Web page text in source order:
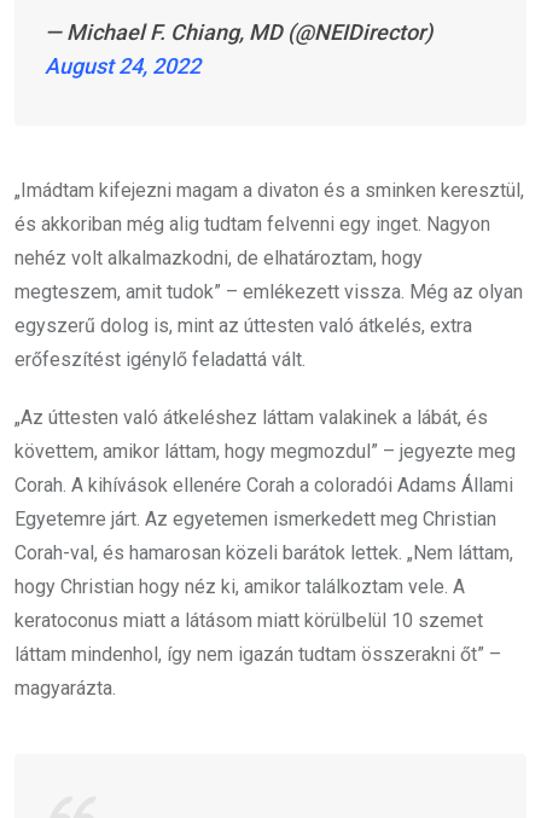
— Michael F. Chiang, MD (@NEIDirector)
August 24, 2022
„Imádtam kifejezni magam a divaton és a sminken keresztül,
és akkoriban még alig tudtam felvenni egy inget. Nagyon
nehéz volt alkalmazkodni, de elhatároztam, hogy
megteszem, amit tudok” – emlékezett vissza. Még az olyan
egyszerű dolog is, mint az úttesten való átkelés, extra
erőfeszítést igénylő feladattá vált.
„Az úttesten való átkeléshez láttam valakinek a lábát, és
követtem, amikor láttam, hogy megmozdul” – jegyezte meg
Corah. A kihívások ellenére Corah a coloradói Adams Állami
Egyetemre járt. Az egyetemen ismerkedett meg Christian
Corah-val, és hamarosan közeli barátok lettek. „Nem láttam,
hogy Christian hogy néz ki, amikor találkoztam vele. A
keratoconus miatt a látásom miatt körülbelül 10 szemet
láttam mindenhol, így nem igazán tudtam összerakni őt” –
magyarázta.